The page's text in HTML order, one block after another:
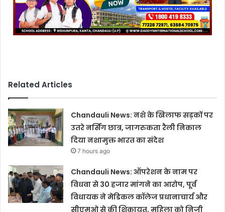
Related Articles
Chandauli News: नशे के खिलाफ सड़कों पर
उतरे नर्सिंग छात्र, जागरुकता रैली निकाल
दिया नशामुक्त भारत का संदेश
7 hours ago
Chandauli News: ऑपरेशन के नाम पर
विधवा से 30 हजार मांगने का आरोप, पूर्व
विधायक ने मेडिकल कॉलेज प्रधानाचार्य और
सीएमओ से की शिकायत, महिला को निजी